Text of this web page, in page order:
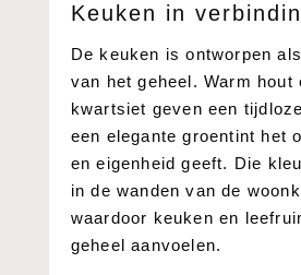
Keuken in
De keuken is ontworpen
van het geheel. Warm hout
kwartsiet geven een
een elegante groentint het
en eigenheid geeft. Die
in de wanden van de
waardoor keuken en
geheel aanvoelen.